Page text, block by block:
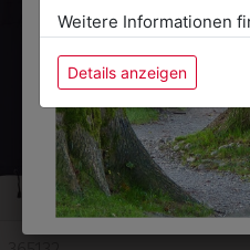
Weitere Informationen
Details anzeigen